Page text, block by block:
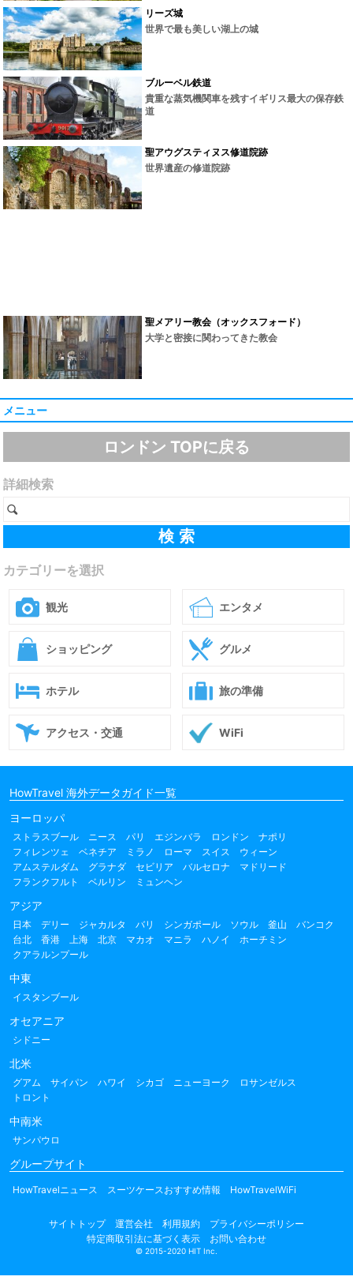
リーズ城
世界で最も美しい湖上の城
ブルーベル鉄道
貴重な蒸気機関車を残すイギリス最大の保存鉄
道
聖アウグスティヌス修道院跡
世界遺産の修道院跡
聖メアリー教会（オックスフォード）
大学と密接に関わってきた教会
メニュー
ロンドン TOPに戻る
詳細検索
カテゴリーを選択
観光 エンタメ
ショッピング グルメ
ホテル 旅の準備
アクセス・交通 WiFi
HowTravel 海外データガイド一覧
ヨーロッパ
ストラスブール ニース パリ エジンバラ ロンドン
ナポリ
フィレンツェ
ベネチア ミラノ ローマ スイス
ウィーン
アムステルダム
グラナダ セビリア バルセロナ
マドリード
フランクフルト
ベルリン ミュンヘン
アジア
日本 デリー ジャカルタ バリ シンガポール ソウル 釜山
バンコク
台北
香港 上海 北京 マカオ マニラ ハノイ
ホーチミン
クアラルンプール
中東
イスタンブール
オセアニア
シドニー
北米
グアム サイパン ハワイ シカゴ ニューヨーク
ロサンゼルス
トロント
中南米
サンパウロ
グループサイト
HowTravelニュース スーツケースおすすめ情報 HowTravelWiFi
サイトトップ 運営会社 利用規約
プライバシーポリシー
特定商取引法に基づく表示
お問い合わせ
© 2015-2020 HIT Inc.